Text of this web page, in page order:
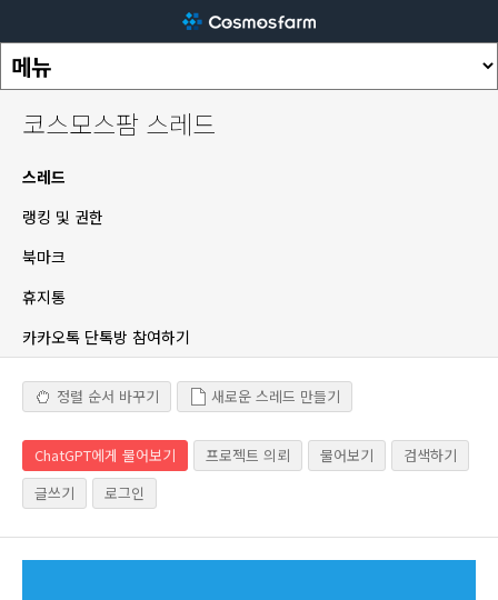
코스모스팜 스레드
스레드
랭킹 및 권한
북마크
휴지통
카카오톡 단톡방 참여하기
정렬 순서 바꾸기 새로운 스레드 만들기
ChatGPT에게 물어보기 프로젝트 의뢰 물어보기
검색하기
글쓰기
로그인